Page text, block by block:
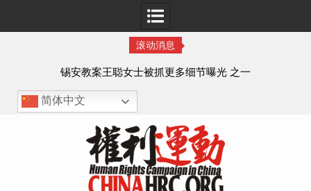
滚动消息
锡安教案王聪女士被抓更多细节曝光 之一
简体中文